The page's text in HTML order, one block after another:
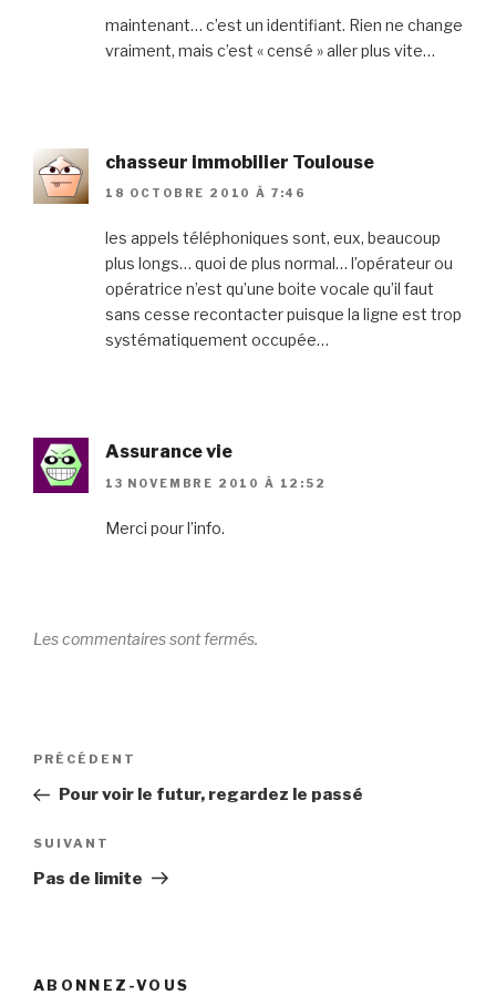
maintenant… c’est un identifiant. Rien ne change
vraiment, mais c’est « censé » aller plus vite…
chasseur immobilier Toulouse
18 OCTOBRE 2010 À 7:46
les appels téléphoniques sont, eux, beaucoup
plus longs… quoi de plus normal… l’opérateur ou
opératrice n’est qu’une boite vocale qu’il faut
sans cesse recontacter puisque la ligne est trop
systématiquement occupée…
Assurance vie
13 NOVEMBRE 2010 À 12:52
Merci pour l’info.
Les commentaires sont fermés.
Navigation
l’article
Article
précédent
PRÉCÉDENT
Pour voir le futur, regardez le passé
Article
suivant
SUIVANT
Pas de limite
ABONNEZ-VOUS